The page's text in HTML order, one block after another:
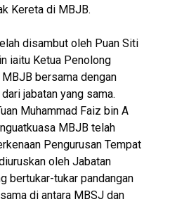
Kereta di MBJB.
disambut oleh Puan Siti
iaitu Ketua Penolong
bersama dengan
jabatan yang sama.
Muhammad Faiz bin A
MBJB telah
Pengurusan Tempat
oleh Jabatan
bertukar-tukar pandangan
di antara MBSJ dan